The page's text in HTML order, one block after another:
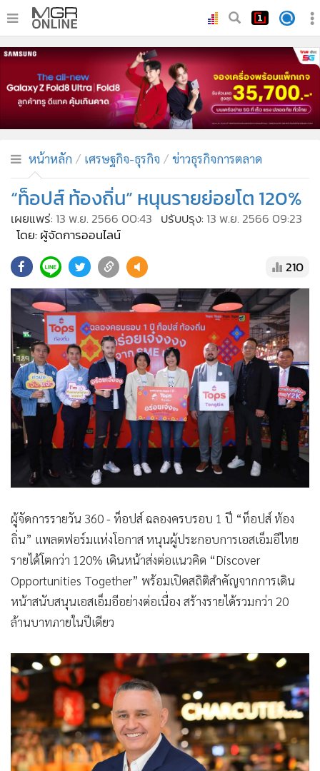
• หน้าหลัก
ทันเหตุการณ์
ภาคใต้
• ภูมิภาค
• บันเทิง
ผู้จัดการรายวัน
คอลัมนิสต์
ละคร
CbizReview
• Cyber BIZ
• ผู้จัดกวน
•
Good health & Well-being
• Green Innovation & SD
• Management & HR
• MGR Live
• Infographic
• การเมือง
ท่องเที่ยว
กีฬา
• Special Scoop
• เศรษฐกิจ-ธุรกิจ
• จีน
• ชุมชน-คุณภาพชีวิต
• อาชญากรรม
• Motoring
• เกม
• วิทยาศาสตร์
• SMEs
• หุ้น
• อินโดจีน
• กองทุนรวม
หน้าหลัก เศรษฐกิจ-ธุรกิจ ข่าวธุรกิจการตลาด
“ท็อปส์ ท้องถิ่น” หนุนรายย่อยโต 120%
เผยแพร่: 13 พ.ย. 2566 00:43 ปรับปรุง: 13 พ.ย. 2566 09:23
โดย: ผู้จัดการออนไลน์
210
ผู้จัดการรายวัน 360 - ท็อปส์ ฉลองครบรอบ 1 ปี “ท็อปส์ ท้อง
ถิ่น” แพลตฟอร์มแห่งโอกาส หนุนผู้ประกอบการเอสเอ็มอีไทย
รายได้โตกว่า 120% เดินหน้าส่งต่อแนวคิด “Discover
Opportunities Together” พร้อมเปิดสถิติสำคัญจากการเดิน
หน้าสนับสนุนเอสเอ็มอีอย่างต่อเนื่อง สร้างรายได้รวมกว่า 20
ล้านบาทภายในปีเดียว